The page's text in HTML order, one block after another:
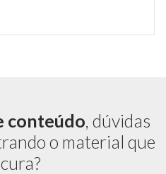
conteúdo , dúvidas
o material que